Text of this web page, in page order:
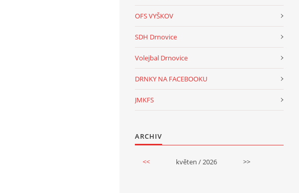
OFS VYŠKOV
SDH Drnovice
Volejbal Drnovice
DRNKY NA FACEBOOKU
JMKFS
ARCHIV
<< květen / 2026 >>